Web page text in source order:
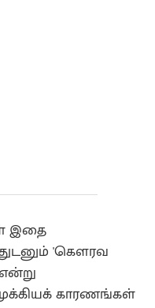
இதை
'கௌரவ
காரணங்கள்